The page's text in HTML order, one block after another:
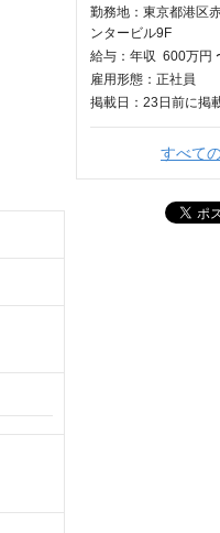
勤務地：東京都港区
ンタービル9F
給与： 年収 600万円
雇用形態：正社員
掲載日： 23日 前に掲
すべて